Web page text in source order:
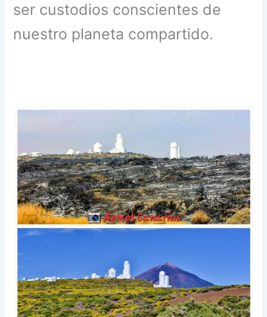
ser custodios conscientes de
nuestro planeta compartido.